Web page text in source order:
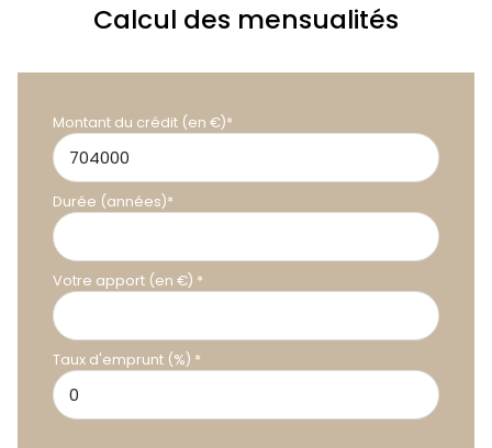
Calcul des mensualités
Montant du crédit (en €)*
Durée (années)*
Votre apport (en €) *
Taux d'emprunt (%) *